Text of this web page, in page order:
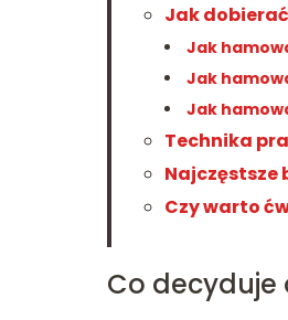
Jak
Jak
Jak
Jak
Technika
Najczęstsze
Czy warto
Co